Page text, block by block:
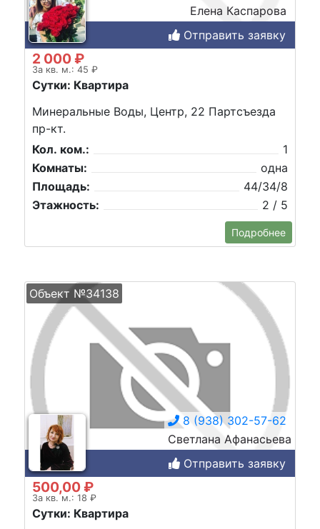
Елена Каспарова
Отправить заявку
2 000 ₽
За кв. м.: 45 ₽
Сутки: Квартира
Минеральные Воды, Центр, 22 Партсъезда
пр-кт.
Кол. ком.:
1
Комнаты:
одна
Площадь:
44/34/8
Этажность:
2 / 5
Подробнее
Объект №34138
8 (938) 302-57-62
Светлана Афанасьева
Отправить заявку
500,00 ₽
За кв. м.: 18 ₽
Сутки: Квартира